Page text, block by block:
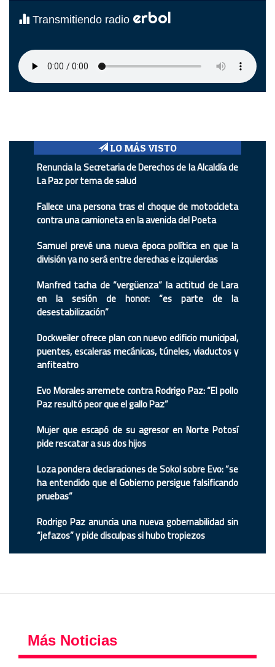
Transmitiendo radio erbol
LO MÁS VISTO
Renuncia la Secretaria de Derechos de la Alcaldía de
La Paz por tema de salud
Fallece una persona tras el choque de motocicleta
contra una camioneta en la avenida del Poeta
Samuel prevé una nueva época política en que la
división ya no será entre derechas e izquierdas
Manfred tacha de “vergüenza” la actitud de Lara
en la sesión de honor: “es parte de la
desestabilización”
Dockweiler ofrece plan con nuevo edificio municipal,
puentes, escaleras mecánicas, túneles, viaductos y
anfiteatro
Evo Morales arremete contra Rodrigo Paz: “El pollo
Paz resultó peor que el gallo Paz”
Mujer que escapó de su agresor en Norte Potosí
pide rescatar a sus dos hijos
Loza pondera declaraciones de Sokol sobre Evo: “se
ha entendido que el Gobierno persigue falsificando
pruebas”
Rodrigo Paz anuncia una nueva gobernabilidad sin
“jefazos” y pide disculpas si hubo tropiezos
Más Noticias